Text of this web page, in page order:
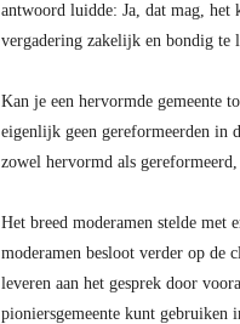
antwoord luidde: Ja, dat mag, het
vergadering zakelijk en bondig te
Kan je een hervormde gemeente
eigenlijk geen gereformeerden in
zowel hervormd als
Het breed moderamen stelde met
moderamen besloot verder op de
leveren aan het gesprek door
pioniersgemeente kunt gebruiken